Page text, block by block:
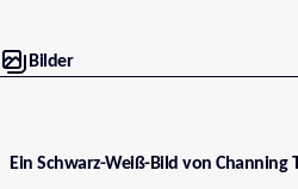
Bilder
Ein Schwarz-Weiß-Bild von